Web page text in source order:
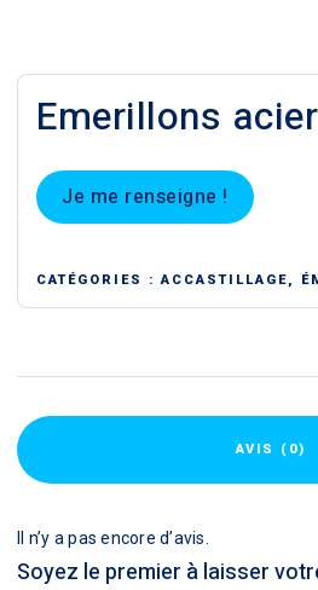
Emerillons acier
Je me renseigne !
CATÉGORIES :ACCASTILLAGE,
AVIS (0)
Il n’y a pas encore d’avis.
Soyez le premier à laisser